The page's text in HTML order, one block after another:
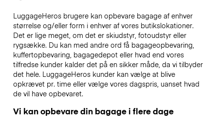
LuggageHeros brugere kan opbevare bagage af enhver
størrelse og/eller form i enhver af vores butikslokationer.
Det er lige meget, om det er skiudstyr, fotoudstyr eller
rygsække. Du kan med andre ord få bagageopbevaring,
kuffertopbevaring, bagagedepot eller hvad end vores
tilfredse kunder kalder det på en sikker måde, da vi tilbyder
det hele. LuggageHeros kunder kan vælge at blive
opkrævet pr. time eller vælge vores dagspris, uanset hvad
de vil have opbevaret.
Vi kan opbevare din bagage i flere dage